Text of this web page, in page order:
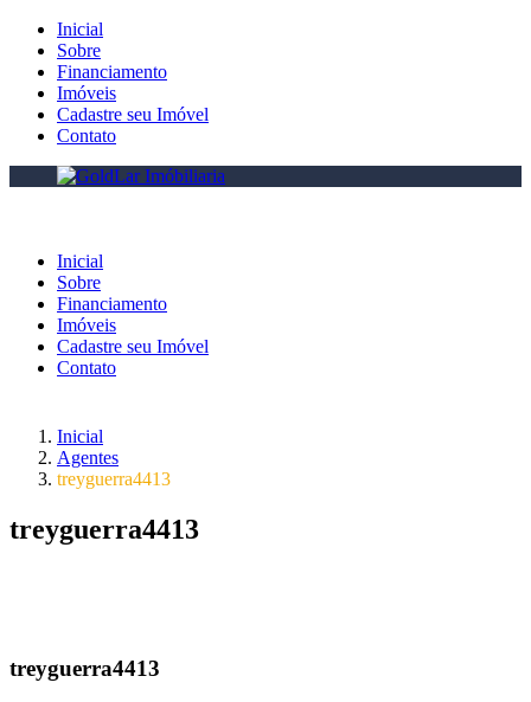
Inicial
Sobre
Financiamento
Imóveis
Cadastre seu Imóvel
Contato
Inicial
Sobre
Financiamento
Imóveis
Cadastre seu Imóvel
Contato
Inicial
Agentes
treyguerra4413
treyguerra4413
treyguerra4413